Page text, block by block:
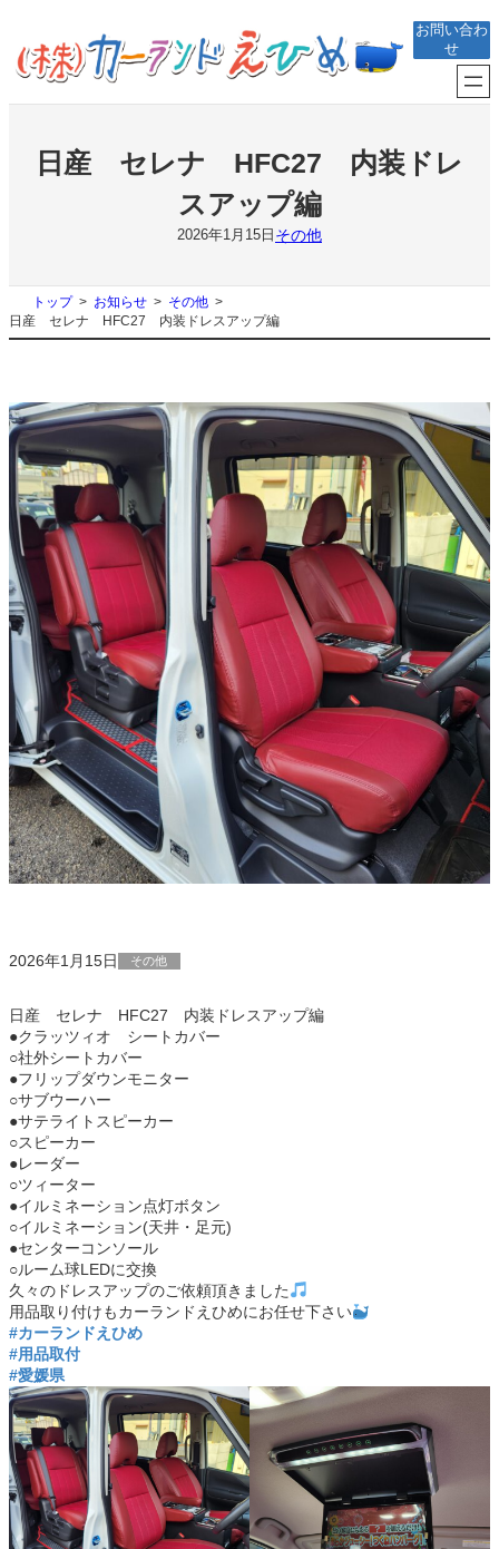
を
ス
キ
お問い合わ
せ
日産 セレナ HFC27 内装ドレ
スアップ編
2026年1月15日 その他
トップ お知らせ
その他
日産 セレナ HFC27 内装ドレスアップ編
2026年1月15日 その他
日産 セレナ HFC27 内装ドレスアップ編
●クラッツィオ シートカバー
○社外シートカバー
●フリップダウンモニター
○サブウーハー
●サテライトスピーカー
○スピーカー
●レーダー
○ツィーター
●イルミネーション点灯ボタン
○イルミネーション(天井・足元)
●センターコンソール
○ルーム球LEDに交換
久々のドレスアップのご依頼頂きました
用品取り付けもカーランドえひめにお任せ下さい
#カーランドえひめ
#用品取付
#愛媛県